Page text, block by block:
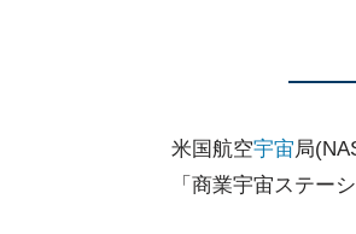
米国航空宇宙局
「商業宇宙ステー